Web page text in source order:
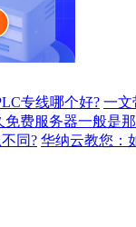
专线哪个好? 一文
免费服务器一般是
同? 华纳云教您：